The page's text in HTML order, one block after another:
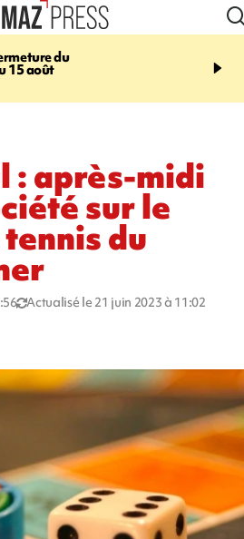
du
15 août
14:23
massif de migrants, la
: après-midi
sur le
du
Actualisé le 21 juin 2023 à 11:02